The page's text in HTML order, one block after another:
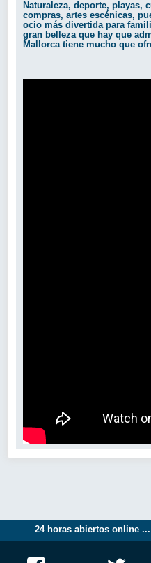
Naturaleza, deporte, playas,
compras, artes escénicas,
ocio más divertida para
gran belleza que hay que
Mallorca tiene mucho que
24 horas abiertos online